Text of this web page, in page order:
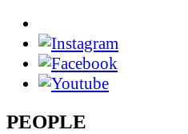
PEOPLE